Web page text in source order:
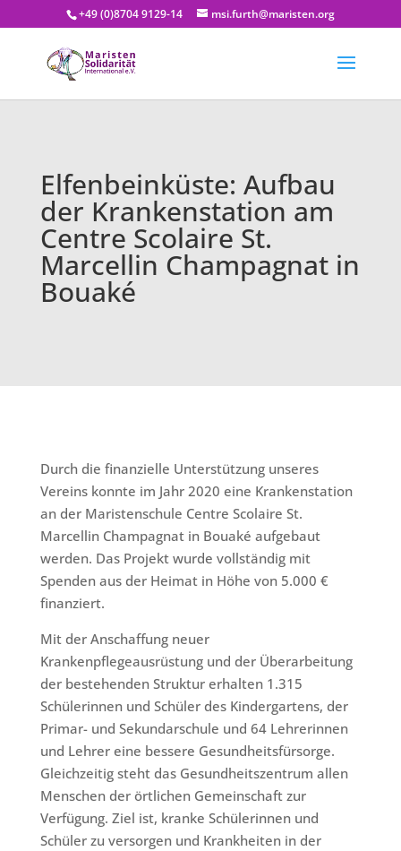
+49 (0)8704 9129-14 msi.furth@maristen.org
Elfenbeinküste: Aufbau
der Krankenstation am
Centre Scolaire St.
Marcellin Champagnat in
Bouaké
Durch die finanzielle Unterstützung unseres
Vereins konnte im Jahr 2020 eine Krankenstation
an der Maristenschule Centre Scolaire St.
Marcellin Champagnat in Bouaké aufgebaut
werden. Das Projekt wurde vollständig mit
Spenden aus der Heimat in Höhe von 5.000 €
finanziert.
Mit der Anschaffung neuer
Krankenpflegeausrüstung und der Überarbeitung
der bestehenden Struktur erhalten 1.315
Schülerinnen und Schüler des Kindergartens, der
Primar- und Sekundarschule und 64 Lehrerinnen
und Lehrer eine bessere Gesundheitsfürsorge.
Gleichzeitig steht das Gesundheitszentrum allen
Menschen der örtlichen Gemeinschaft zur
Verfügung. Ziel ist, kranke Schülerinnen und
Schüler zu versorgen und Krankheiten in der